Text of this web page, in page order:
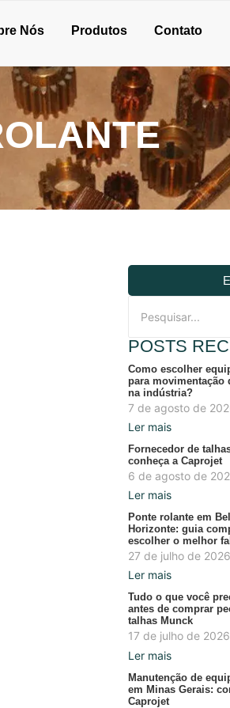
Nós Produtos Contato
POSTS
Como escolher
para movimentação
na indústria?
7 de agosto de
Ler mais
Fornecedor de
conheça a Caprojet
6 de agosto de
Ler mais
Ponte rolante em
Horizonte: guia
escolher o melhor
27 de julho de 2026
Ler mais
Tudo o que você
antes de comprar
talhas Munck
17 de julho de 2026
Ler mais
Manutenção de
em Minas Gerais:
Caprojet